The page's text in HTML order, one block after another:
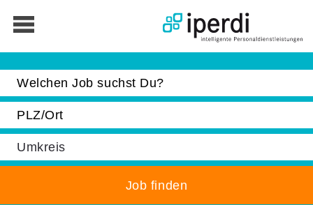
Jobbörse
Unternehmen
Über iperdi